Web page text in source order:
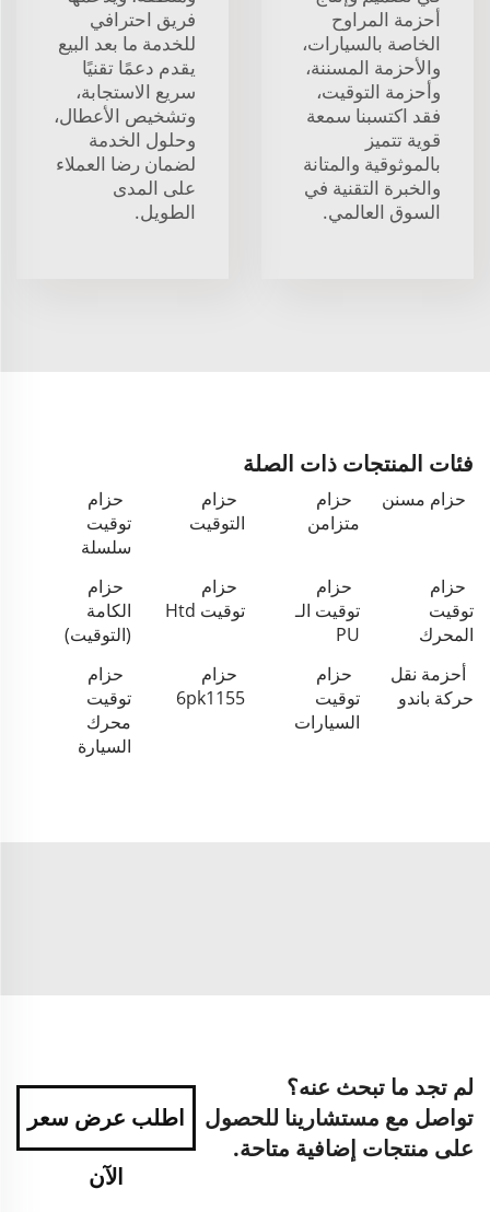
أحزمة المراوح
الخاصة بالسيارات،
والأحزمة المسننة،
وأحزمة التوقيت،
فقد اكتسبنا سمعة
قوية تتميز
بالموثوقية والمتانة
والخبرة التقنية في
السوق العالمي.
فريق احترافي
للخدمة ما بعد البيع
يقدم دعمًا تقنيًا
سريع الاستجابة،
وتشخيص الأعطال،
وحلول الخدمة
لضمان رضا العملاء
على المدى
الطويل.
فئات المنتجات ذات الصلة
حزام مسنن
حزام
متزامن
حزام
التوقيت
حزام
توقيت
سلسلة
حزام
توقيت
المحرك
حزام
توقيت الـ
PU
حزام
توقيت Htd
حزام
الكامة
(التوقيت)
أحزمة نقل
حركة باندو
حزام
توقيت
السيارات
حزام
6pk1155
حزام
توقيت
محرك
السيارة
لم تجد ما تبحث عنه؟
تواصل مع مستشارينا للحصول
على منتجات إضافية متاحة.
اطلب عرض سعر
الآن